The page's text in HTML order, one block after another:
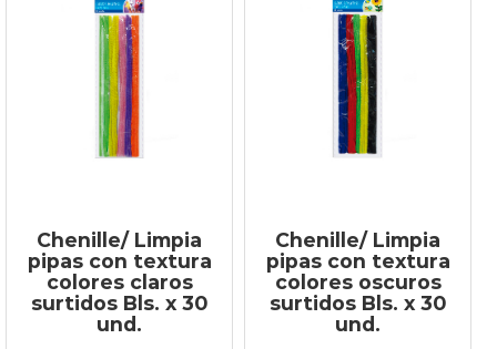
Chenille/ Limpia
pipas con textura
colores claros
surtidos Bls. x 30
und.
Chenille/ Limpia
pipas con textura
colores oscuros
surtidos Bls. x 30
und.